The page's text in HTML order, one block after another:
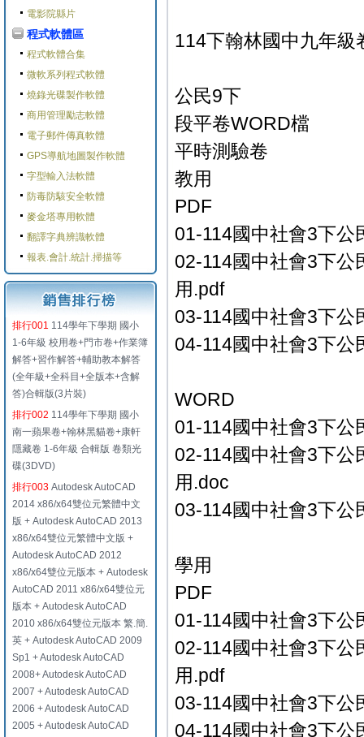
電影院縣片
程式軟體區
程式軟體合集
微軟系列程式軟體
燒錄光碟製作軟體
商用管理勵志軟體
電子郵件傳真軟體
GPS導航地圖製作軟體
字型輸入法軟體
防毒防駭安全軟體
麥金塔專用軟體
翻譯字典辨識軟體
報表.會計.統計.掃描等
排行001 114學年下學期 國小
1-6年級 校用卷+門市卷+作業簿
解答+習作解答+輔助教本解答
(全年級+全科目+全版本+含解
答)合輯版(3片裝)
排行002 114學年下學期 國小
南一蘋果卷+翰林黑貓卷+康軒
隱藏卷 1-6年級 合輯版 卷類光
碟(3DVD)
排行003 Autodesk AutoCAD
2014 x86/x64雙位元繁體中文
版 + Autodesk AutoCAD 2013
x86/x64雙位元繁體中文版 +
Autodesk AutoCAD 2012
x86/x64雙位元版本 + Autodesk
AutoCAD 2011 x86/x64雙位元
版本 + Autodesk AutoCAD
2010 x86/x64雙位元版本 繁.簡.
英 + Autodesk AutoCAD 2009
Sp1 + Autodesk AutoCAD
2008+ Autodesk AutoCAD
2007 + Autodesk AutoCAD
2006 + Autodesk AutoCAD
2005 + Autodesk AutoCAD
114下翰林國中九年級
公民9下
段平卷WORD檔
平時測驗卷
教用
PDF
01-114國中社會3下
02-114國中社會3下
用.pdf
03-114國中社會3下
04-114國中社會3下
WORD
01-114國中社會3下
02-114國中社會3下
用.doc
03-114國中社會3下
學用
PDF
01-114國中社會3下
02-114國中社會3下
用.pdf
03-114國中社會3下
04-114國中社會3下